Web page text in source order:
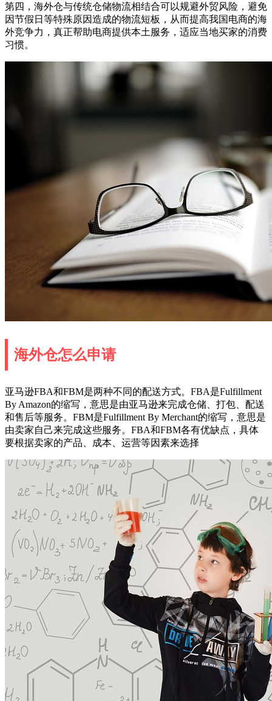
第四，海外仓与传统仓储物流相结合可以规避外贸风险，避免
因节假日等特殊原因造成的物流短板，从而提高我国电商的海
外竞争力，真正帮助电商提供本土服务，适应当地买家的消费
习惯。
海外仓怎么申请
亚马逊FBA和FBM是两种不同的配送方式。FBA是Fulfillment
By Amazon的缩写，意思是由亚马逊来完成仓储、打包、配送
和售后等服务。FBM是Fulfillment By Merchant的缩写，意思是
由卖家自己来完成这些服务。FBA和FBM各有优缺点，具体
要根据卖家的产品、成本、运营等因素来选择